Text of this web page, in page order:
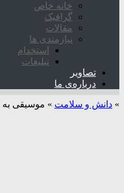
خانه خاص
گرافیک
مقالات
نیازمندی ها
استخدام
تبلیغات
تصاویر
درباره‌ی ما
» دانش و سلامت » موسیقی به کاهش